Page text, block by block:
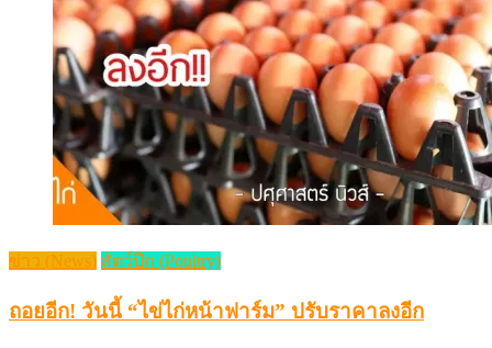
ข่าว (News) สัตว์ปีก (Poultry)
ถอยอีก! วันนี้ “ไข่ไก่หน้าฟาร์ม” ปรับราคาลงอีก